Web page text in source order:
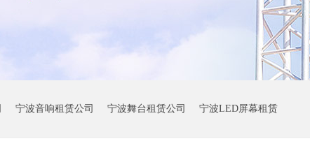
宁波音响租赁公司 宁波舞台租赁公司 宁波LED屏幕租赁